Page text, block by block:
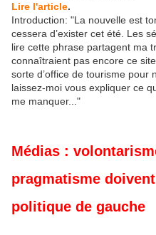
Lire l'article.
Introduction: "La nouvelle est
cessera d’exister cet été. Les
lire cette phrase partagent ma
connaîtraient pas encore ce site
sorte d’office de tourisme pour
laissez-moi vous expliquer ce
me manquer..."
Médias :
pragmatisme
politique de gauche